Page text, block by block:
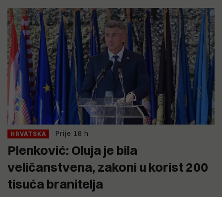
HRVATSKA Prije 18 h
Plenković: Oluja je bila
veličanstvena, zakoni u korist 200
tisuća branitelja